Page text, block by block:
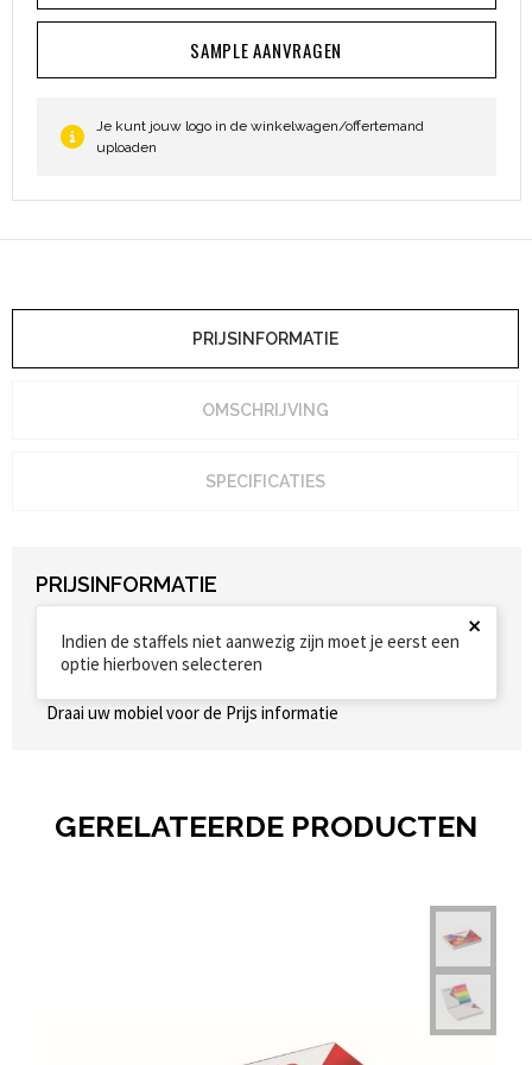
Heuptassen
Trolleys
SAMPLE AANVRAGEN
Je kunt jouw logo in de winkelwagen/offertemand
uploaden
PRIJSINFORMATIE
OMSCHRIJVING
SPECIFICATIES
PRIJSINFORMATIE
Indien de staffels niet aanwezig zijn moet je eerst een
optie hierboven selecteren
×
Draai uw mobiel voor de Prijs informatie
GERELATEERDE PRODUCTEN